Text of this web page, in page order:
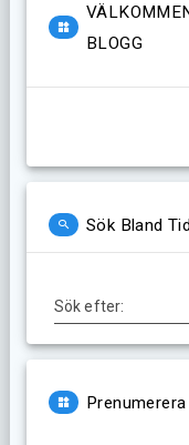
BLOGG
Sök Bland
Sök efter: